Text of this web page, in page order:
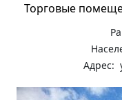
Торговые
Адрес: